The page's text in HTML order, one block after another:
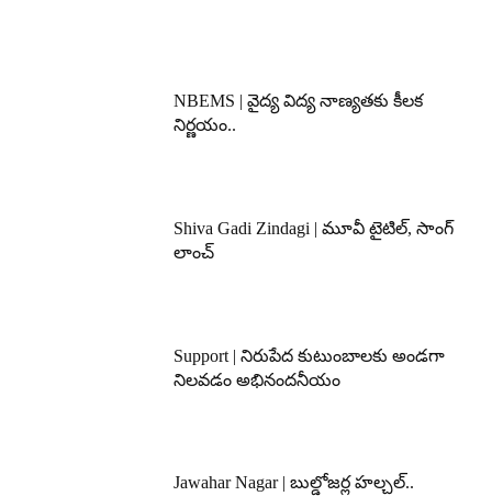
NBEMS | వైద్య విద్య నాణ్యతకు కీలక
నిర్ణయం..
Shiva Gadi Zindagi | మూవీ టైటిల్, సాంగ్
లాంచ్
Support | నిరుపేద కుటుంబాలకు అండగా
నిలవడం అభినందనీయం
Jawahar Nagar | బుల్డోజర్ల హల్చల్..